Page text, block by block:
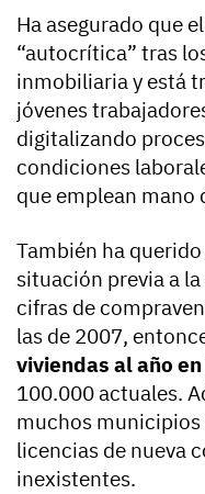
Ha asegurado que
“autocrítica” tras
inmobiliaria y está
jóvenes
digitalizando
condiciones
que emplean mano
También ha
situación previa a
cifras de
las de 2007,
viviendas al año
100.000 actuales.
muchos municipios
licencias de nueva
inexistentes.